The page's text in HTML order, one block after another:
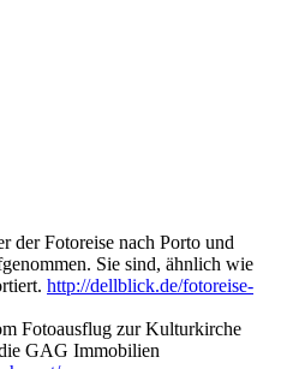
der Fotoreise nach Porto und
Sie sind, ähnlich wie
http://dellblick.de/fotoreise-
Fotoausflug zur Kulturkirche
GAG Immobilien